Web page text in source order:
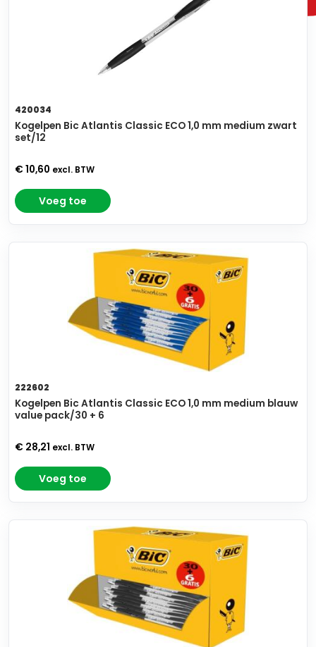
420034
Kogelpen Bic Atlantis Classic ECO 1,0 mm medium zwart
set/12
€ 10,60 excl. BTW
Voeg toe
222602
Kogelpen Bic Atlantis Classic ECO 1,0 mm medium blauw
value pack/30 + 6
€ 28,21 excl. BTW
Voeg toe